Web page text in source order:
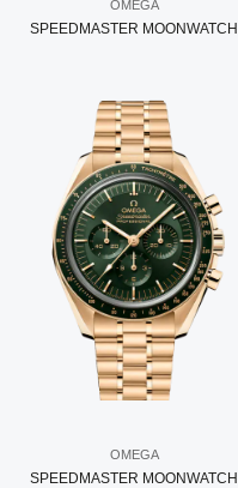
OMEGA
SPEEDMASTER MOONWATCH
OMEGA
SPEEDMASTER MOONWATCH